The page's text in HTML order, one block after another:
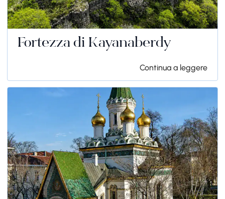
Fortezza di Kayanaberdy
Continua a leggere